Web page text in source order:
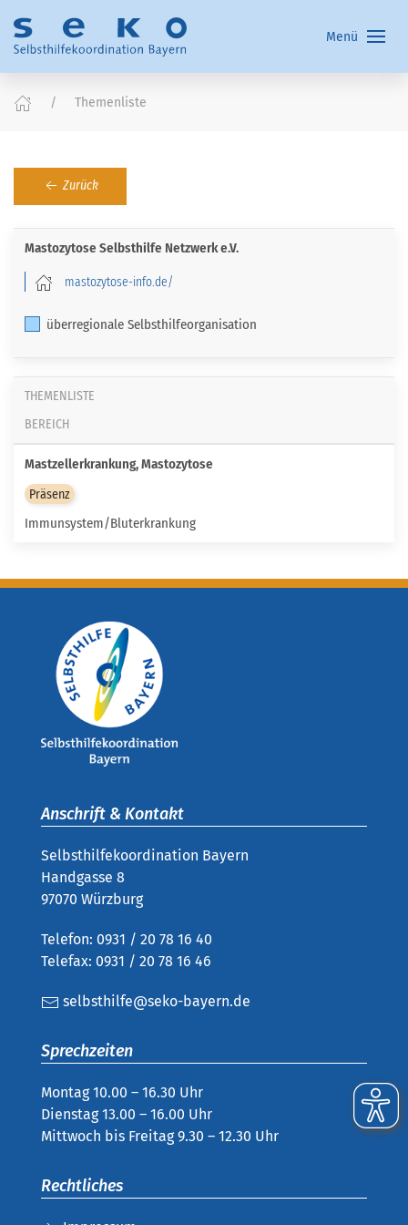
Menü
Themenliste
Zurück
Mastozytose Selbsthilfe Netzwerk e.V.
mastozytose-info.de/
überregionale Selbsthilfeorganisation
THEMENLISTE
BEREICH
Mastzellerkrankung, Mastozytose
Präsenz
Immunsystem/Bluterkrankung
Anschrift & Kontakt
Selbsthilfekoordination Bayern
Handgasse 8
97070 Würzburg
Telefon: 0931 / 20 78 16 40
Telefax: 0931 / 20 78 16 46
selbsthilfe@seko-bayern.de
Sprechzeiten
Montag 10.00 – 16.30 Uhr
Dienstag 13.00 – 16.00 Uhr
Mittwoch bis Freitag 9.30 – 12.30 Uhr
Rechtliches